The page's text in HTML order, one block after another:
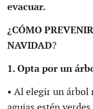
evacuar.
¿CÓMO
NAVIDAD?
1. Opta por un
• Al elegir un árbol